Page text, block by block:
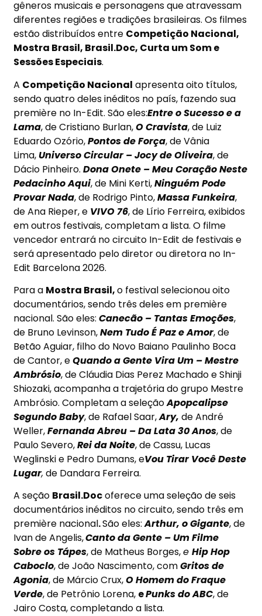
gêneros musicais e personagens que atravessam
diferentes regiões e tradições brasileiras. Os filmes
estão distribuídos entre Competição Nacional,
Mostra Brasil, Brasil.Doc, Curta um Som e
Sessões Especiais.
A Competição Nacional apresenta oito títulos,
sendo quatro deles inéditos no país, fazendo sua
première no In-Edit. São eles:Entre o Sucesso e a
Lama, de Cristiano Burlan,O Cravista, de Luiz
Eduardo Ozório,Pontos de Força, de Vânia
Lima,Universo Circular – Jocy de Oliveira, de
Dácio Pinheiro.Dona Onete – Meu Coração Neste
Pedacinho Aqui, de Mini Kerti,Ninguém Pode
Provar Nada, de Rodrigo Pinto,Massa Funkeira,
de Ana Rieper, e VIVO 76, de Lírio Ferreira, exibidos
em outros festivais, completam a lista. O filme
vencedor entrará no circuito In-Edit de festivais e
será apresentado pelo diretor ou diretora no In-
Edit Barcelona 2026.
Para a Mostra Brasil,o festival selecionou oito
documentários, sendo três deles em première
nacional. São eles:Canecão – Tantas Emoções,
de Bruno Levinson,Nem Tudo É Paz e Amor, de
Betão Aguiar, filho do Novo Baiano Paulinho Boca
de Cantor, eQuando a Gente Vira Um – Mestre
Ambrósio, de Cláudia Dias Perez Machado e Shinji
Shiozaki, acompanha a trajetória do grupo Mestre
Ambrósio. Completam a seleçãoApopcalipse
Segundo Baby, de Rafael Saar,Ary, de André
Weller,Fernanda Abreu – Da Lata 30 Anos, de
Paulo Severo,Rei da Noite, de Cassu, Lucas
Weglinski e Pedro Dumans, eVou Tirar Você Deste
Lugar, de Dandara Ferreira.
A seção Brasil.Docoferece uma seleção de seis
documentários inéditos no circuito, sendo três em
première nacional.São eles:Arthur, o Gigante, de
Ivan de Angelis,Canto da Gente – Um Filme
Sobre os Tápes, de Matheus Borges,eHip Hop
Caboclo, de João Nascimento, comGritos de
Agonia, de Márcio Crux,O Homem do Fraque
Verde, de Petrônio Lorena, ePunks do ABC, de
Jairo Costa, completando a lista.